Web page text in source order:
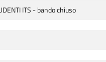
ITS - bando chiuso